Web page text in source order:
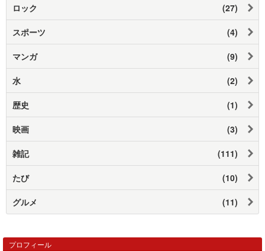
ロック (27)
スポーツ (4)
マンガ (9)
水 (2)
歴史 (1)
映画 (3)
雑記 (111)
たび (10)
グルメ (11)
プロフィール